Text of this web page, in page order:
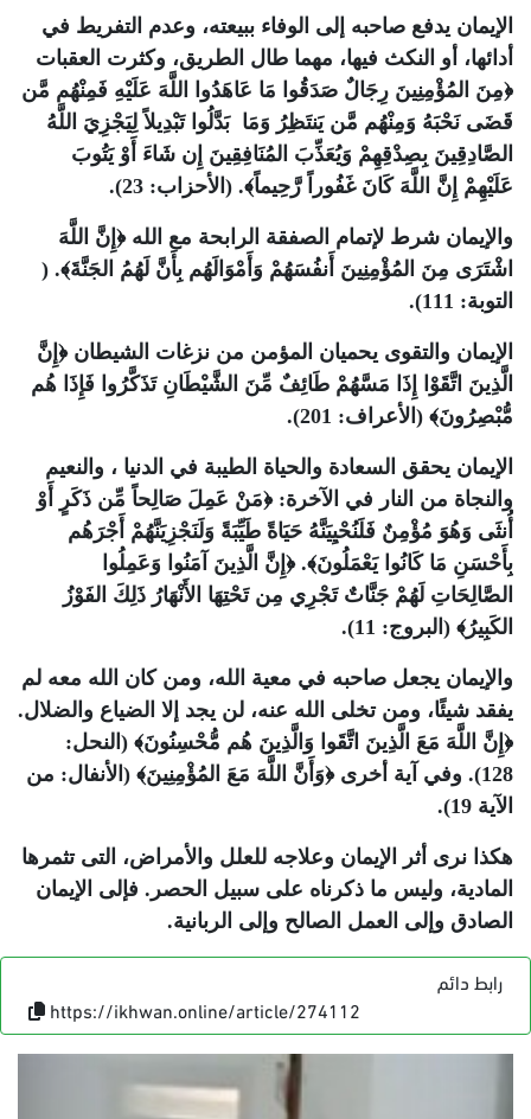
الإيمان يدفع صاحبه إلى الوفاء ببيعته، وعدم التفريط في
أدائها، أو النكث فيها، مهما طال الطريق، وكثرت العقبات
﴿مِنَ المُؤْمِنِينَ رِجَالٌ صَدَقُوا مَا عَاهَدُوا اللَّهَ عَلَيْهِ فَمِنْهُم مَّن
قَضَى نَحْبَهُ وَمِنْهُم مَّن يَنتَظِرُ وَمَا بَدَّلُوا تَبْدِيلاً لِيَجْزِيَ اللَّهُ
الصَّادِقِينَ بِصِدْقِهِمْ وَيُعَذِّبَ المُنَافِقِينَ إِن شَاءَ أَوْ يَتُوبَ
عَلَيْهِمْ إِنَّ اللَّهَ كَانَ غَفُوراً رَّحِيماً﴾. (الأحزاب: 23).
والإيمان شرط لإتمام الصفقة الرابحة مع الله ﴿إِنَّ اللَّهَ
اشْتَرَى مِنَ المُؤْمِنِينَ أَنفُسَهُمْ وَأَمْوَالَهُم بِأَنَّ لَهُمُ الجَنَّةَ﴾. (
التوبة: 111).
الإيمان والتقوى يحميان المؤمن من نزغات الشيطان ﴿إِنَّ
الَّذِينَ اتَّقَوْا إِذَا مَسَّهُمْ طَائِفٌ مِّنَ الشَّيْطَانِ تَذَكَّرُوا فَإِذَا هُم
مُّبْصِرُونَ﴾ (الأعراف: 201).
الإيمان يحقق السعادة والحياة الطيبة في الدنيا ، والنعيم
والنجاة من النار في الآخرة: ﴿مَنْ عَمِلَ صَالِحاً مِّن ذَكَرٍ أَوْ
أُنثَى وَهُوَ مُؤْمِنٌ فَلَنُحْيِيَنَّهُ حَيَاةً طَيِّبَةً وَلَنَجْزِيَنَّهُمْ أَجْرَهُم
بِأَحْسَنِ مَا كَانُوا يَعْمَلُونَ﴾. ﴿إِنَّ الَّذِينَ آمَنُوا وَعَمِلُوا
الصَّالِحَاتِ لَهُمْ جَنَّاتٌ تَجْرِي مِن تَحْتِهَا الأَنْهَارُ ذَلِكَ الفَوْزُ
الكَبِيرُ﴾ (البروج: 11).
والإيمان يجعل صاحبه في معية الله، ومن كان الله معه لم
يفقد شيئًا، ومن تخلى الله عنه، لن يجد إلا الضياع والضلال.
﴿إِنَّ اللَّهَ مَعَ الَّذِينَ اتَّقَوا وَالَّذِينَ هُم مُّحْسِنُونَ﴾ (النحل:
128). وفي آية أخرى ﴿وَأَنَّ اللَّهَ مَعَ المُؤْمِنِينَ﴾ (الأنفال: من
الآية 19).
هكذا نرى أثر الإيمان وعلاجه للعلل والأمراض، التى تثمرها
المادية، وليس ما ذكرناه على سبيل الحصر. فإلى الإيمان
الصادق وإلى العمل الصالح وإلى الربانية.
رابط دائم
https://ikhwan.online/article/274112